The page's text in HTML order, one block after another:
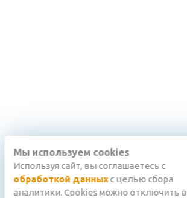
Мы используем cookies
Используя сайт, вы соглашаетесь с
обработкой данныхс целью сбора
аналитики. Cookies можно отключить в